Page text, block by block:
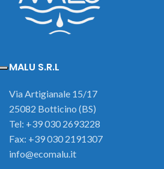
MALU S.R.L
Via Artigianale 15/17
25082 Botticino (BS)
Tel: +39 030 2693228
Fax: +39 030 2191307
info@ecomalu.it